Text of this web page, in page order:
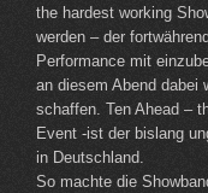
the hardest working
werden – der
Performance mit
an diesem Abend dabei
schaffen. Ten Ahead –
Event -ist der bislang
in Deutschland.
So machte die